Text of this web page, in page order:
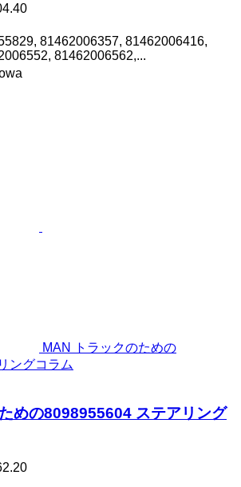
81462006357, 81462006416,
81462006562,...
MAN トラックのための
ングコラム
めの8098955604 ステアリング